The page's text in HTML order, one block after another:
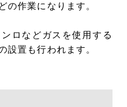
の作業になります。
ロなどガスを使用する
設置も行われます。